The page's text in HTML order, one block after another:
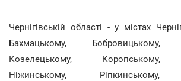
Чернігівській області - у містах
Бахмацькому, Бобровицькому,
Козелецькому, Коропському,
Ніжинському, Ріпкинському,